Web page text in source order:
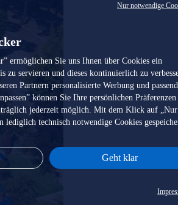
Nur notwendige
ermöglichen Sie uns Ihnen über Cookies ein
zu servieren und dieses kontinuierlich zu
Partnern personalisierte Werbung und
können Sie Ihre persönlichen Präferenzen
jederzeit möglich. Mit dem Klick auf „Nur
lediglich technisch notwendige Cookies
Geht klar